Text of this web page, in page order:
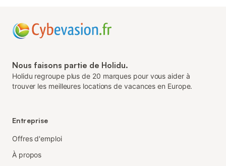
Nous faisons partie de Holidu.
Holidu regroupe plus de 20 marques pour vous aider à
trouver les meilleures locations de vacances en Europe.
Entreprise
Offres d'emploi
À propos